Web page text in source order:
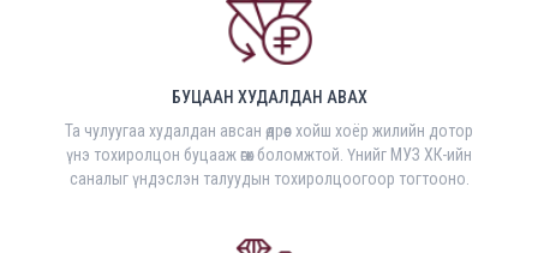
БУЦААН ХУДАЛДАН АВАХ
Та чулуугаа худалдан авсан өдрөөс хойш хоёр жилийн дотор
үнэ тохиролцон буцааж өгөх боломжтой. Үнийг МУЗ ХК-ийн
саналыг үндэслэн талуудын тохиролцоогоор тогтооно.